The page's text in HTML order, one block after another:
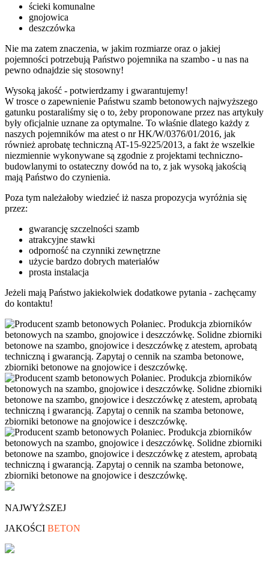
ścieki komunalne
gnojowica
deszczówka
Nie ma zatem znaczenia, w jakim rozmiarze oraz o jakiej
pojemności potrzebują Państwo pojemnika na szambo - u nas na
pewno odnajdzie się stosowny!
Wysoką jakość - potwierdzamy i gwarantujemy!
W trosce o zapewnienie Państwu szamb betonowych najwyższego
gatunku postaraliśmy się o to, żeby proponowane przez nas artykuły
były oficjalnie uznane za optymalne. To właśnie dlatego każdy z
naszych pojemników ma atest o nr HK/W/0376/01/2016, jak
również aprobatę techniczną AT-15-9225/2013, a fakt że wszelkie
niezmiennie wykonywane są zgodnie z projektami techniczno-
budowlanymi to ostateczny dowód na to, z jak wysoką jakością
mają Państwo do czynienia.
Poza tym należałoby wiedzieć iż nasza propozycja wyróżnia się
przez:
gwarancję szczelności szamb
atrakcyjne stawki
odporność na czynniki zewnętrzne
użycie bardzo dobrych materiałów
prosta instalacja
Jeżeli mają Państwo jakiekolwiek dodatkowe pytania - zachęcamy
do kontaktu!
NAJWYŻSZEJ
JAKOŚCI BETON